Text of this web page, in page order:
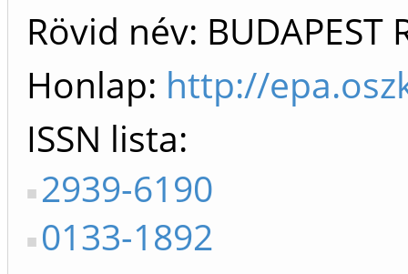
Rövid név: BUDAPEST
Honlap: http://
ISSN lista
2939-6190
0133-1892